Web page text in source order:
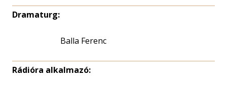
Dramaturg:
Balla Ferenc
Rádióra alkalmazó: